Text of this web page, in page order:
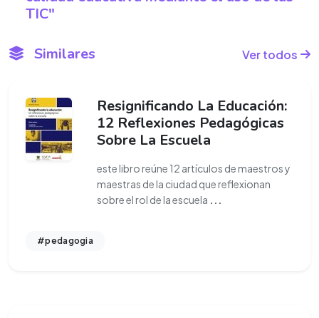
TIC"
Similares Ver todos
Resignificando La Educación:
12 Reflexiones Pedagógicas
Sobre La Escuela
este libro reúne 12 artículos de maestros y
maestras de la ciudad que reflexionan
sobre el rol de la escuela
#pedagogia